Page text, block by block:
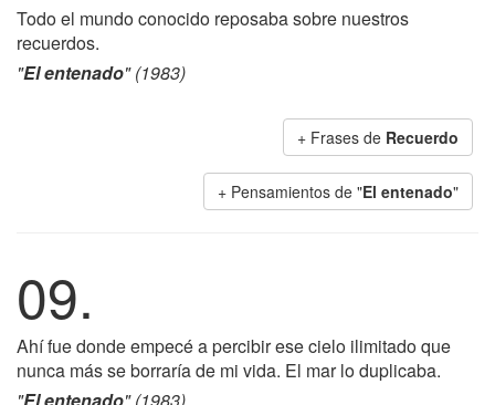
Todo el mundo conocido reposaba sobre nuestros
recuerdos.
"El entenado" (1983)
+ Frases de Recuerdo
+ Pensamientos de "El entenado"
09.
Ahí fue donde empecé a percibir ese cielo ilimitado que
nunca más se borraría de mi vida. El mar lo duplicaba.